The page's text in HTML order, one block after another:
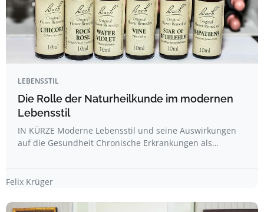
LEBENSSTIL
Die Rolle der Naturheilkunde im modernen
Lebensstil
IN KÜRZE Moderne Lebensstil und seine Auswirkungen
auf die Gesundheit Chronische Erkrankungen als…
Felix Krüger